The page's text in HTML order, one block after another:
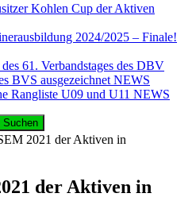
Kohlen Cup der Aktiven
2024/2025 – Finale!
61. Verbandstages des DBV
BVS ausgezeichnet NEWS
Rangliste U09 und U11 NEWS
2021 der Aktiven in
der Aktiven in